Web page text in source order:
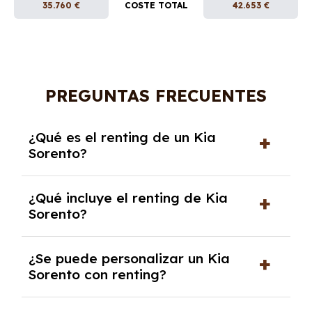
35.760 € COSTE TOTAL 42.653 €
PREGUNTAS FRECUENTES
¿Qué es el renting de un Kia
Sorento?
alquiler a largo plazo en el que pagas una
cuota mensual fija por el uso del coche
durante un periodo determinado,
generalmente entre 2 y 5 años.
¿Qué incluye el renting de Kia
Sorento?
seguro a todo riesgo, mantenimiento,
reparaciones, impuestos, asistencia en
carretera y gestión de la documentación.
¿Se puede personalizar un Kia
Sorento con renting?